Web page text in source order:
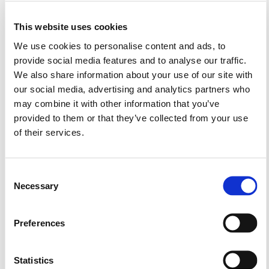
This website uses cookies
We use cookies to personalise content and ads, to
provide social media features and to analyse our traffic.
We also share information about your use of our site with
our social media, advertising and analytics partners who
may combine it with other information that you’ve
provided to them or that they’ve collected from your use
of their services.
Selection
Necessary
Preferences
Statistics
frescura y ligereza. Los cortes midi, las faldas con vuelo
y los tejidos vaporosos crean un equilibrio entre
comodidad y sofisticación. Los tonos suaves —como el
rosa, el verde agua o el azul pastel— aportan
luminosidad y armonía, ideales para celebraciones al
aire libre o en entornos naturales.
Al caer la tarde, los vestidos para eventos de noche
adoptan una estética más glamurosa. Los tejidos
satinados, los drapeados elegantes y los escotes sutiles
crean siluetas sofisticadas que reflejan seguridad y
vino o el buganvilla— son aliados perfectos para